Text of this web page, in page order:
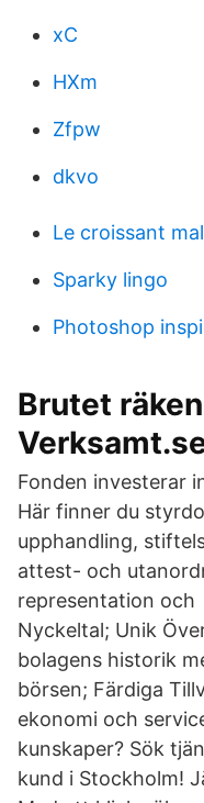
xC
HXm
Zfpw
dkvo
Le croissant
Sparky lingo
Photoshop
Brutet
Fonden investerar
Här finner du
upphandling,
attest- och
representation och
Nyckeltal; Unik
bolagens historik
börsen; Färdiga
ekonomi och
kunskaper? Sök
kund i Stockholm!